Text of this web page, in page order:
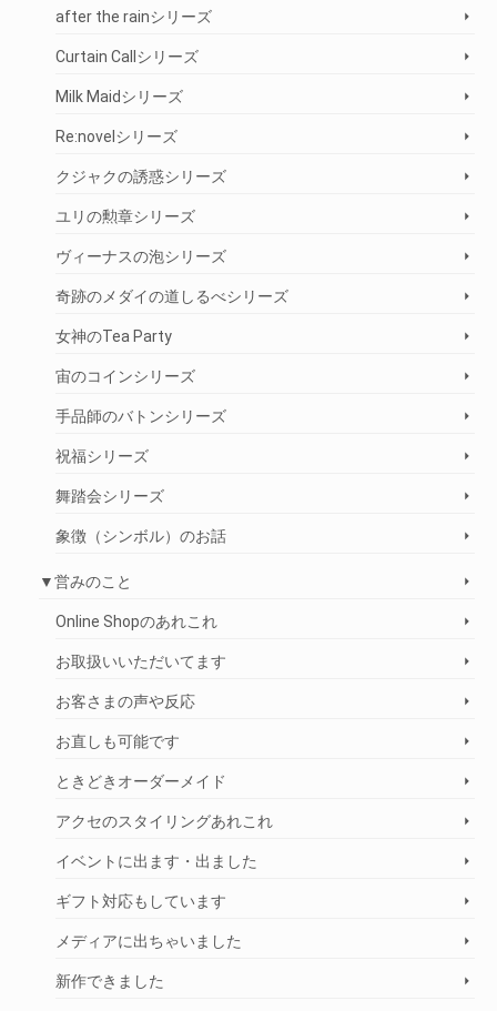
after the rainシリーズ
Curtain Callシリーズ
Milk Maidシリーズ
Re:novelシリーズ
クジャクの誘惑シリーズ
ユリの勲章シリーズ
ヴィーナスの泡シリーズ
奇跡のメダイの道しるべシリーズ
女神のTea Party
宙のコインシリーズ
手品師のバトンシリーズ
祝福シリーズ
舞踏会シリーズ
象徴（シンボル）のお話
▼営みのこと
Online Shopのあれこれ
お取扱いいただいてます
お客さまの声や反応
お直しも可能です
ときどきオーダーメイド
アクセのスタイリングあれこれ
イベントに出ます・出ました
ギフト対応もしています
メディアに出ちゃいました
新作できました